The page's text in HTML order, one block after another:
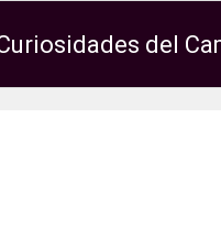
del